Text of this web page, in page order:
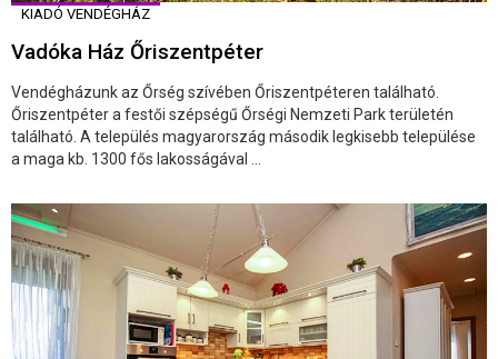
KIADÓ VENDÉGHÁZ
Vadóka Ház Őriszentpéter
Vendégházunk az Őrség szívében Őriszentpéteren található.
Őriszentpéter a festői szépségű Őrségi Nemzeti Park területén
található. A település magyarország második legkisebb települése
a maga kb. 1300 fős lakosságával ...